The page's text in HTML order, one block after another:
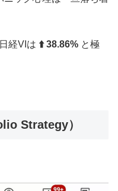
経VIは ⬆️ 38.86% と極
Strategy）